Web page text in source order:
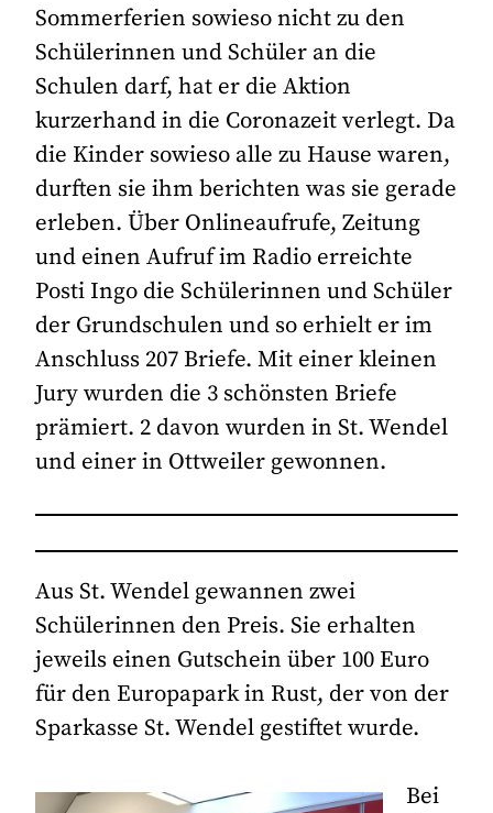
Sommerferien sowieso nicht zu den
Schülerinnen und Schüler an die
Schulen darf, hat er die Aktion
kurzerhand in die Coronazeit verlegt. Da
die Kinder sowieso alle zu Hause waren,
durften sie ihm berichten was sie gerade
erleben. Über Onlineaufrufe, Zeitung
und einen Aufruf im Radio erreichte
Posti Ingo die Schülerinnen und Schüler
der Grundschulen und so erhielt er im
Anschluss 207 Briefe. Mit einer kleinen
Jury wurden die 3 schönsten Briefe
prämiert. 2 davon wurden in St. Wendel
und einer in Ottweiler gewonnen.
Aus St. Wendel gewannen zwei
Schülerinnen den Preis. Sie erhalten
jeweils einen Gutschein über 100 Euro
für den Europapark in Rust, der von der
Sparkasse St. Wendel gestiftet wurde.
Bei